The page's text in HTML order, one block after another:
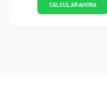
CALCULAR AHORA